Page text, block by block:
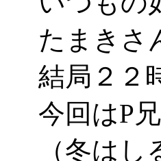
たまきさ
結局２２
今回はP
（冬は